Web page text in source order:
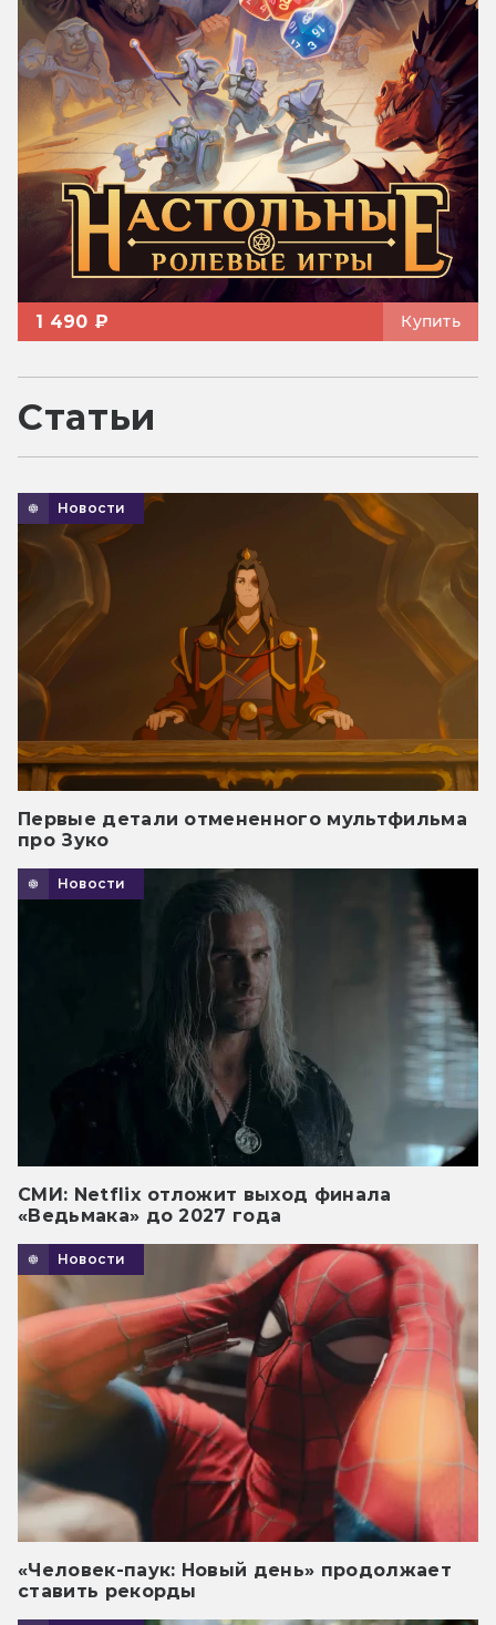
1 490 ₽ Купить
Статьи
Новости
Первые детали отмененного мультфильма
про Зуко
Новости
СМИ: Netflix отложит выход финала
«Ведьмака» до 2027 года
Новости
«Человек-паук: Новый день» продолжает
ставить рекорды